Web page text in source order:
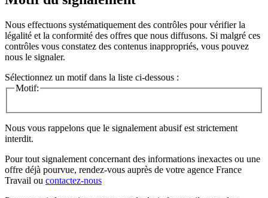
Nous effectuons systématiquement des contrôles pour vérifier la
légalité et la conformité des offres que nous diffusons. Si malgré ces
contrôles vous constatez des contenus inappropriés, vous pouvez
nous le signaler.
Sélectionnez un motif dans la liste ci-dessous :
Motif:
Nous vous rappelons que le signalement abusif est strictement
interdit.
Pour tout signalement concernant des informations inexactes ou une
offre déjà pourvue, rendez-vous auprès de votre agence France
Travail ou contactez-nous